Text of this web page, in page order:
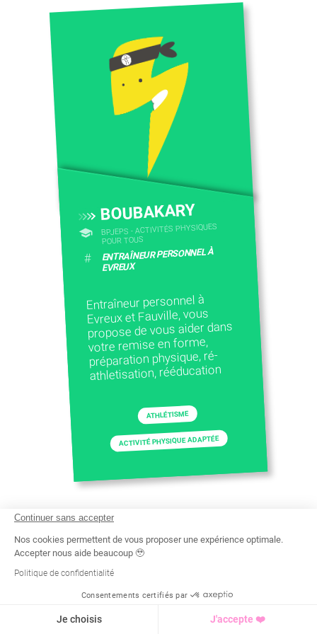
BOUBAKARY
BPJEPS - ACTIVITÉS PHYSIQUES
POUR TOUS
# ENTRAÎNEUR PERSONNEL À
EVREUX
Entraîneur personnel à
Evreux et Fauville, vous
propose de vous aider dans
votre remise en forme,
préparation physique, ré-
athletisation, rééducation
ATHLÉTISME
ACTIVITÉ PHYSIQUE ADAPTÉE
Continuer sans accepter
Nos cookies permettent de vous proposer une expérience optimale.
Accepter nous aide beaucoup 🥹
Politique de confidentialité
Consentements certifiés par
Je choisis J'accepte ❤️